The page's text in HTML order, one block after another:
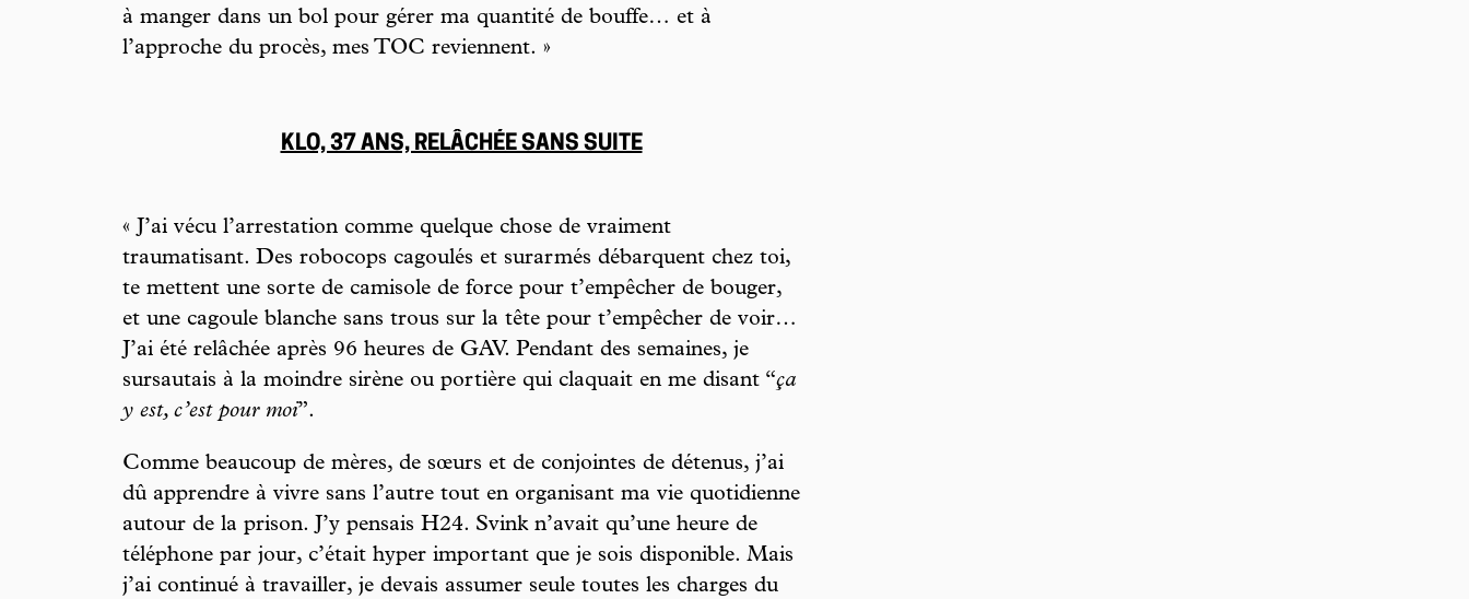
à manger dans un bol pour gérer ma quantité de bouffe… et à
l’approche du procès, mes TOC reviennent. »
KLO, 37 ANS, RELÂCHÉE SANS SUITE
« J’ai vécu l’arrestation comme quelque chose de vraiment
traumatisant. Des robocops cagoulés et surarmés débarquent chez toi,
te mettent une sorte de camisole de force pour t’empêcher de bouger,
et une cagoule blanche sans trous sur la tête pour t’empêcher de voir…
J’ai été relâchée après 96 heures de GAV. Pendant des semaines, je
sursautais à la moindre sirène ou portière qui claquait en me disant “ça
y est, c’est pour moi”.
Comme beaucoup de mères, de sœurs et de conjointes de détenus, j’ai
dû apprendre à vivre sans l’autre tout en organisant ma vie quotidienne
autour de la prison. J’y pensais H24. Svink n’avait qu’une heure de
téléphone par jour, c’était hyper important que je sois disponible. Mais
j’ai continué à travailler, je devais assumer seule toutes les charges du